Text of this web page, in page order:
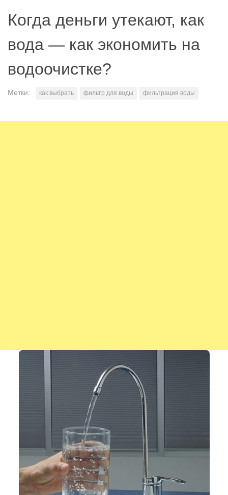
Когда деньги утекают, как
вода — как экономить на
водоочистке?
Метки: как выбрать фильтр для воды фильтрация воды